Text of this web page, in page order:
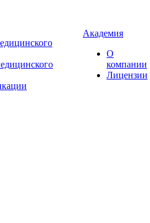
Академия
О
компании
Лицензии